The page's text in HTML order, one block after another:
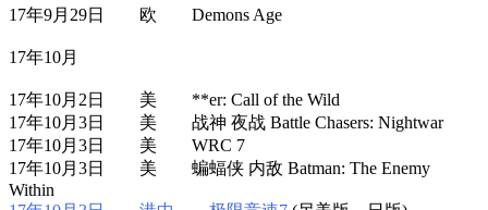
17年9月29日 欧 Demons Age
17年10月
17年10月2日 美 **er: Call of the Wild
17年10月3日 美 战神 夜战 Battle Chasers: Nightwar
17年10月3日 美 WRC 7
17年10月3日 美 蝙蝠侠 内敌 Batman: The Enemy
Within